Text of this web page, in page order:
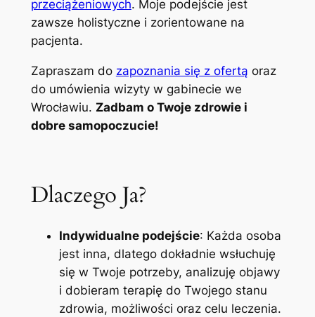
przeciążeniowych. Moje podejście jest
zawsze holistyczne i zorientowane na
pacjenta.
Zapraszam do zapoznania się z ofertą oraz
do umówienia wizyty w gabinecie we
Wrocławiu. Zadbam o Twoje zdrowie i
dobre samopoczucie!
Dlaczego Ja?
Indywidualne podejście: Każda osoba
jest inna, dlatego dokładnie wsłuchuję
się w Twoje potrzeby, analizuję objawy
i dobieram terapię do Twojego stanu
zdrowia, możliwości oraz celu leczenia.